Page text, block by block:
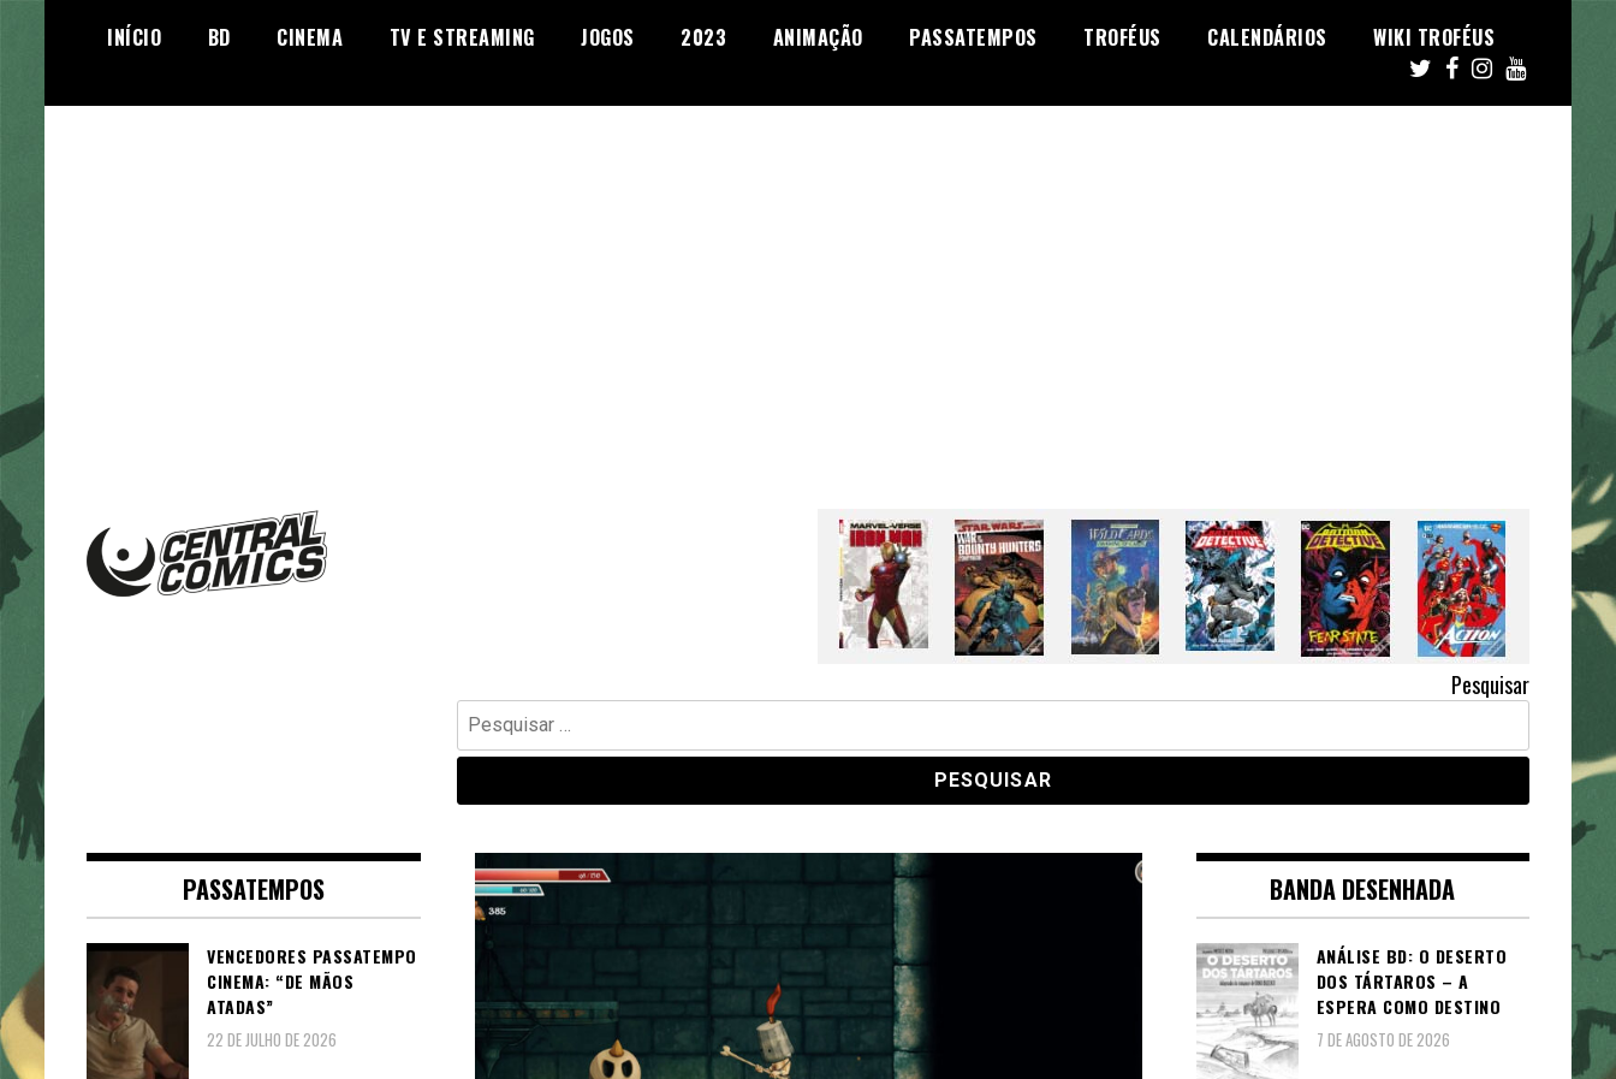
INÍCIO BD CINEMA TV E STREAMING JOGOS 2023 ANIMAÇÃO PASSATEMPOS TROFÉUS CALENDÁRIOS WIKI TROFÉUS
Pesquisar
Pesquisar
por:
PASSATEMPOS
VENCEDORES PASSATEMPO
CINEMA: “DE MÃOS
ATADAS”
22 DE JULHO DE 2026
BANDA DESENHADA
ANÁLISE BD: O DESERTO
DOS TÁRTAROS – A
ESPERA COMO DESTINO
7 DE AGOSTO DE 2026